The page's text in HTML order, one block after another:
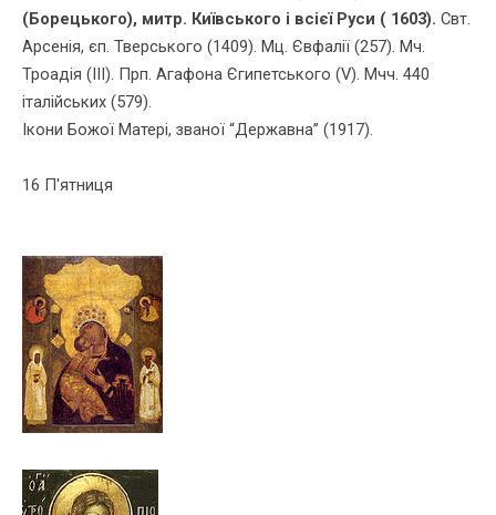
(Борецького), митр. Київського і всієї Руси ( 1603). Свт.
Арсенiя, єп. Тверського (1409). Мц. Євфалiї (257). Мч.
Троадiя (ІІІ). Прп. Агафона Єгипетського (V). Мчч. 440
італійських (579).
Ікони Божої Матері, званої “Державна” (1917).
16 П'ятниця